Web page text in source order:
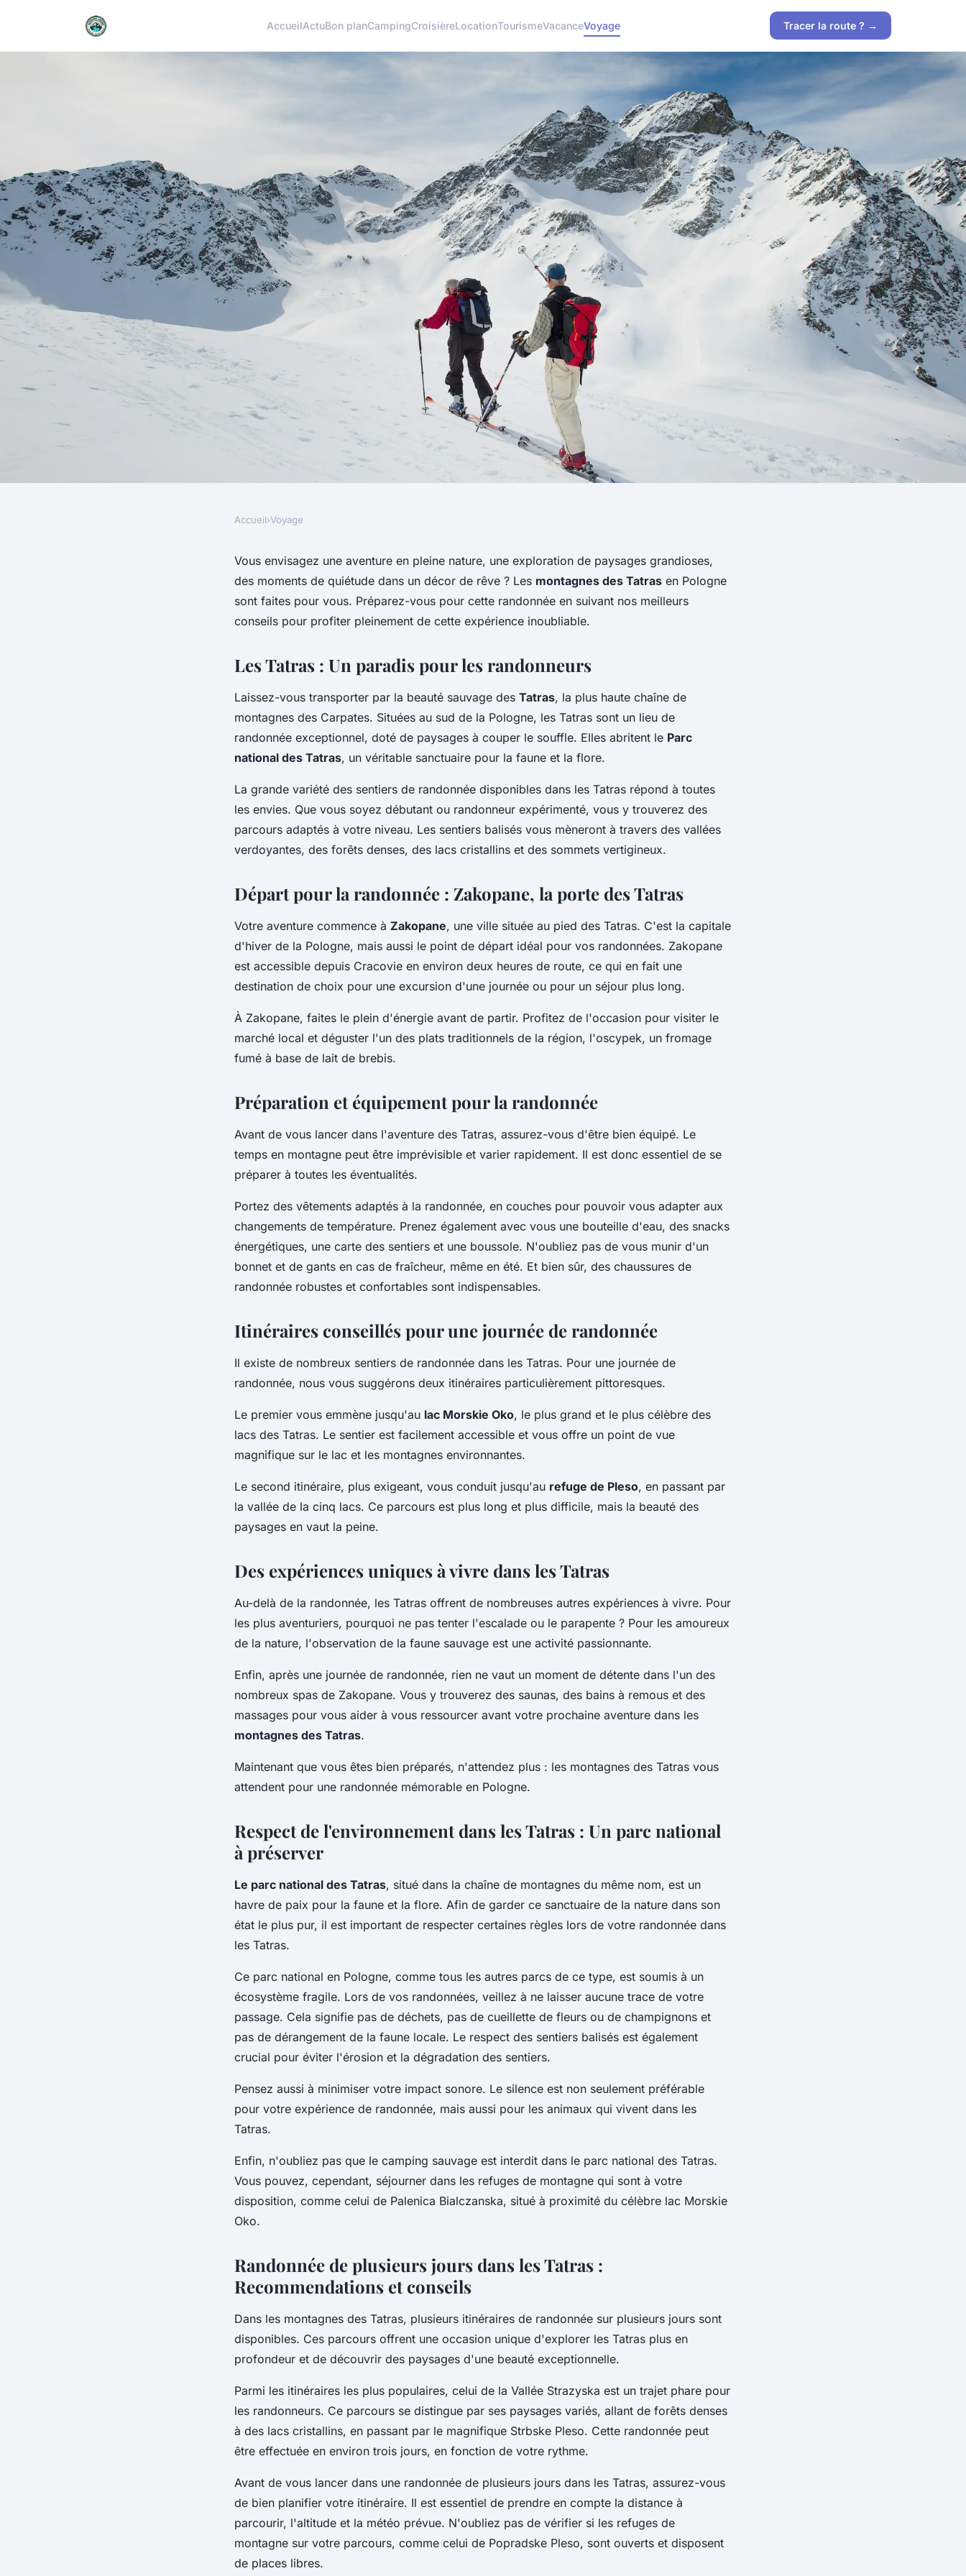
AccueilActuBon planCampingCroisièreLocationTourismeVacanceVoyage Tracer la route ? →
Quels sont les meilleurs conseils pour
une randonnée dans les montagnes
des Tatras en Pologne : itinéraires et
équipements ?
Accueil›Voyage
Vous envisagez une aventure en pleine nature, une exploration de paysages grandioses,
des moments de quiétude dans un décor de rêve ? Les montagnes des Tatras en Pologne
sont faites pour vous. Préparez-vous pour cette randonnée en suivant nos meilleurs
conseils pour profiter pleinement de cette expérience inoubliable.
Les Tatras : Un paradis pour les randonneurs
Laissez-vous transporter par la beauté sauvage des Tatras, la plus haute chaîne de
montagnes des Carpates. Situées au sud de la Pologne, les Tatras sont un lieu de
randonnée exceptionnel, doté de paysages à couper le souffle. Elles abritent le Parc
national des Tatras, un véritable sanctuaire pour la faune et la flore.
La grande variété des sentiers de randonnée disponibles dans les Tatras répond à toutes
les envies. Que vous soyez débutant ou randonneur expérimenté, vous y trouverez des
parcours adaptés à votre niveau. Les sentiers balisés vous mèneront à travers des vallées
verdoyantes, des forêts denses, des lacs cristallins et des sommets vertigineux.
Départ pour la randonnée : Zakopane, la porte des Tatras
Votre aventure commence à Zakopane, une ville située au pied des Tatras. C'est la capitale
d'hiver de la Pologne, mais aussi le point de départ idéal pour vos randonnées. Zakopane
est accessible depuis Cracovie en environ deux heures de route, ce qui en fait une
destination de choix pour une excursion d'une journée ou pour un séjour plus long.
À Zakopane, faites le plein d'énergie avant de partir. Profitez de l'occasion pour visiter le
marché local et déguster l'un des plats traditionnels de la région, l'oscypek, un fromage
fumé à base de lait de brebis.
Préparation et équipement pour la randonnée
Avant de vous lancer dans l'aventure des Tatras, assurez-vous d'être bien équipé. Le
temps en montagne peut être imprévisible et varier rapidement. Il est donc essentiel de se
préparer à toutes les éventualités.
Portez des vêtements adaptés à la randonnée, en couches pour pouvoir vous adapter aux
changements de température. Prenez également avec vous une bouteille d'eau, des snacks
énergétiques, une carte des sentiers et une boussole. N'oubliez pas de vous munir d'un
bonnet et de gants en cas de fraîcheur, même en été. Et bien sûr, des chaussures de
randonnée robustes et confortables sont indispensables.
Itinéraires conseillés pour une journée de randonnée
Il existe de nombreux sentiers de randonnée dans les Tatras. Pour une journée de
randonnée, nous vous suggérons deux itinéraires particulièrement pittoresques.
Le premier vous emmène jusqu'au lac Morskie Oko, le plus grand et le plus célèbre des
lacs des Tatras. Le sentier est facilement accessible et vous offre un point de vue
magnifique sur le lac et les montagnes environnantes.
Le second itinéraire, plus exigeant, vous conduit jusqu'au refuge de Pleso, en passant par
la vallée de la cinq lacs. Ce parcours est plus long et plus difficile, mais la beauté des
paysages en vaut la peine.
Des expériences uniques à vivre dans les Tatras
Au-delà de la randonnée, les Tatras offrent de nombreuses autres expériences à vivre. Pour
les plus aventuriers, pourquoi ne pas tenter l'escalade ou le parapente ? Pour les amoureux
de la nature, l'observation de la faune sauvage est une activité passionnante.
Enfin, après une journée de randonnée, rien ne vaut un moment de détente dans l'un des
nombreux spas de Zakopane. Vous y trouverez des saunas, des bains à remous et des
massages pour vous aider à vous ressourcer avant votre prochaine aventure dans les
montagnes des Tatras.
Maintenant que vous êtes bien préparés, n'attendez plus : les montagnes des Tatras vous
attendent pour une randonnée mémorable en Pologne.
Respect de l'environnement dans les Tatras : Un parc national
à préserver
Le parc national des Tatras, situé dans la chaîne de montagnes du même nom, est un
havre de paix pour la faune et la flore. Afin de garder ce sanctuaire de la nature dans son
état le plus pur, il est important de respecter certaines règles lors de votre randonnée dans
les Tatras.
Ce parc national en Pologne, comme tous les autres parcs de ce type, est soumis à un
écosystème fragile. Lors de vos randonnées, veillez à ne laisser aucune trace de votre
passage. Cela signifie pas de déchets, pas de cueillette de fleurs ou de champignons et
pas de dérangement de la faune locale. Le respect des sentiers balisés est également
crucial pour éviter l'érosion et la dégradation des sentiers.
Pensez aussi à minimiser votre impact sonore. Le silence est non seulement préférable
pour votre expérience de randonnée, mais aussi pour les animaux qui vivent dans les
Tatras.
Enfin, n'oubliez pas que le camping sauvage est interdit dans le parc national des Tatras.
Vous pouvez, cependant, séjourner dans les refuges de montagne qui sont à votre
disposition, comme celui de Palenica Bialczanska, situé à proximité du célèbre lac Morskie
Oko.
Randonnée de plusieurs jours dans les Tatras :
Recommendations et conseils
Dans les montagnes des Tatras, plusieurs itinéraires de randonnée sur plusieurs jours sont
disponibles. Ces parcours offrent une occasion unique d'explorer les Tatras plus en
profondeur et de découvrir des paysages d'une beauté exceptionnelle.
Parmi les itinéraires les plus populaires, celui de la Vallée Strazyska est un trajet phare pour
les randonneurs. Ce parcours se distingue par ses paysages variés, allant de forêts denses
à des lacs cristallins, en passant par le magnifique Strbske Pleso. Cette randonnée peut
être effectuée en environ trois jours, en fonction de votre rythme.
Avant de vous lancer dans une randonnée de plusieurs jours dans les Tatras, assurez-vous
de bien planifier votre itinéraire. Il est essentiel de prendre en compte la distance à
parcourir, l'altitude et la météo prévue. N'oubliez pas de vérifier si les refuges de
montagne sur votre parcours, comme celui de Popradske Pleso, sont ouverts et disposent
de places libres.